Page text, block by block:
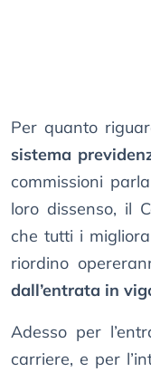
Per quanto
sistema
commissioni
loro dissenso, il
che tutti i
riordino
dall’entrata in
Adesso per
carriere, e per